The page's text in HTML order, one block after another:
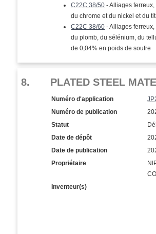
C22C 38/50 - Alliages
du chrome et du nickel et du
C22C 38/60 - Alliages
du plomb, du sélénium, du
de 0,04% en poids de soufre
8. PLATED STEEL
Numéro d'application
Numéro de publication
Statut
Date de dépôt
Date de publication
Propriétaire
Inventeur(s)